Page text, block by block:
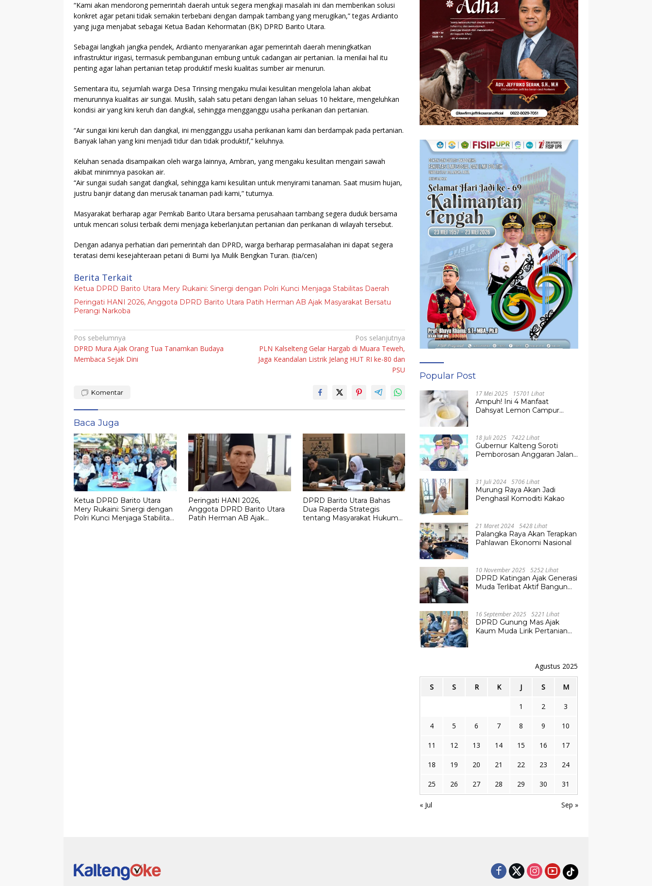
“Kami akan mendorong pemerintah daerah untuk segera mengkaji masalah ini dan memberikan solusi
konkret agar petani tidak semakin terbebani dengan dampak tambang yang merugikan,” tegas Ardianto
yang juga menjabat sebagai Ketua Badan Kehormatan (BK) DPRD Barito Utara.
Sebagai langkah jangka pendek, Ardianto menyarankan agar pemerintah daerah meningkatkan
infrastruktur irigasi, termasuk pembangunan embung untuk cadangan air pertanian. Ia menilai hal itu
penting agar lahan pertanian tetap produktif meski kualitas sumber air menurun.
Sementara itu, sejumlah warga Desa Trinsing mengaku mulai kesulitan mengelola lahan akibat
menurunnya kualitas air sungai. Muslih, salah satu petani dengan lahan seluas 10 hektare, mengeluhkan
kondisi air yang kini keruh dan dangkal, sehingga mengganggu usaha perikanan dan pertanian.
“Air sungai kini keruh dan dangkal, ini mengganggu usaha perikanan kami dan berdampak pada pertanian.
Banyak lahan yang kini menjadi tidur dan tidak produktif,” keluhnya.
Keluhan senada disampaikan oleh warga lainnya, Ambran, yang mengaku kesulitan mengairi sawah
akibat minimnya pasokan air.
“Air sungai sudah sangat dangkal, sehingga kami kesulitan untuk menyirami tanaman. Saat musim hujan,
justru banjir datang dan merusak tanaman padi kami,” tuturnya.
Masyarakat berharap agar Pemkab Barito Utara bersama perusahaan tambang segera duduk bersama
untuk mencari solusi terbaik demi menjaga keberlanjutan pertanian dan perikanan di wilayah tersebut.
Dengan adanya perhatian dari pemerintah dan DPRD, warga berharap permasalahan ini dapat segera
teratasi demi kesejahteraan petani di Bumi Iya Mulik Bengkan Turan. (tia/cen)
Berita Terkait
Ketua DPRD Barito Utara Mery Rukaini: Sinergi dengan Polri Kunci Menjaga Stabilitas Daerah
Peringati HANI 2026, Anggota DPRD Barito Utara Patih Herman AB Ajak Masyarakat Bersatu
Perangi Narkoba
Navigasi
pos
Pos sebelumnya
DPRD Mura Ajak Orang Tua Tanamkan Budaya
Membaca Sejak Dini
Pos selanjutnya
PLN Kalselteng Gelar Hargab di Muara Teweh,
Jaga Keandalan Listrik Jelang HUT RI ke-80 dan
PSU
Komentar
Baca Juga
Ketua DPRD Barito Utara
Mery Rukaini: Sinergi dengan
Polri Kunci Menjaga Stabilitas
Peringati HANI 2026,
Anggota DPRD Barito Utara
Patih Herman AB Ajak
DPRD Barito Utara Bahas
Dua Raperda Strategis
tentang Masyarakat Hukum
Popular Post
17 Mei 2025 15701 Lihat
Ampuh! Ini 4 Manfaat
Dahsyat Lemon Campur
18 Juli 2025 7422 Lihat
Gubernur Kalteng Soroti
Pemborosan Anggaran Jalan
31 Juli 2024 5706 Lihat
Murung Raya Akan Jadi
Penghasil Komoditi Kakao
21 Maret 2024 5428 Lihat
Palangka Raya Akan Terapkan
Pahlawan Ekonomi Nasional
10 November 2025 5252 Lihat
DPRD Katingan Ajak Generasi
Muda Terlibat Aktif Bangun
16 September 2025 5221 Lihat
DPRD Gunung Mas Ajak
Kaum Muda Lirik Pertanian
Agustus 2025
S S R K J S M
1 2 3
4 5 6 7 8 9 10
11 12 13 14 15 16 17
18 19 20 21 22 23 24
25 26 27 28 29 30 31
« Jul Sep »